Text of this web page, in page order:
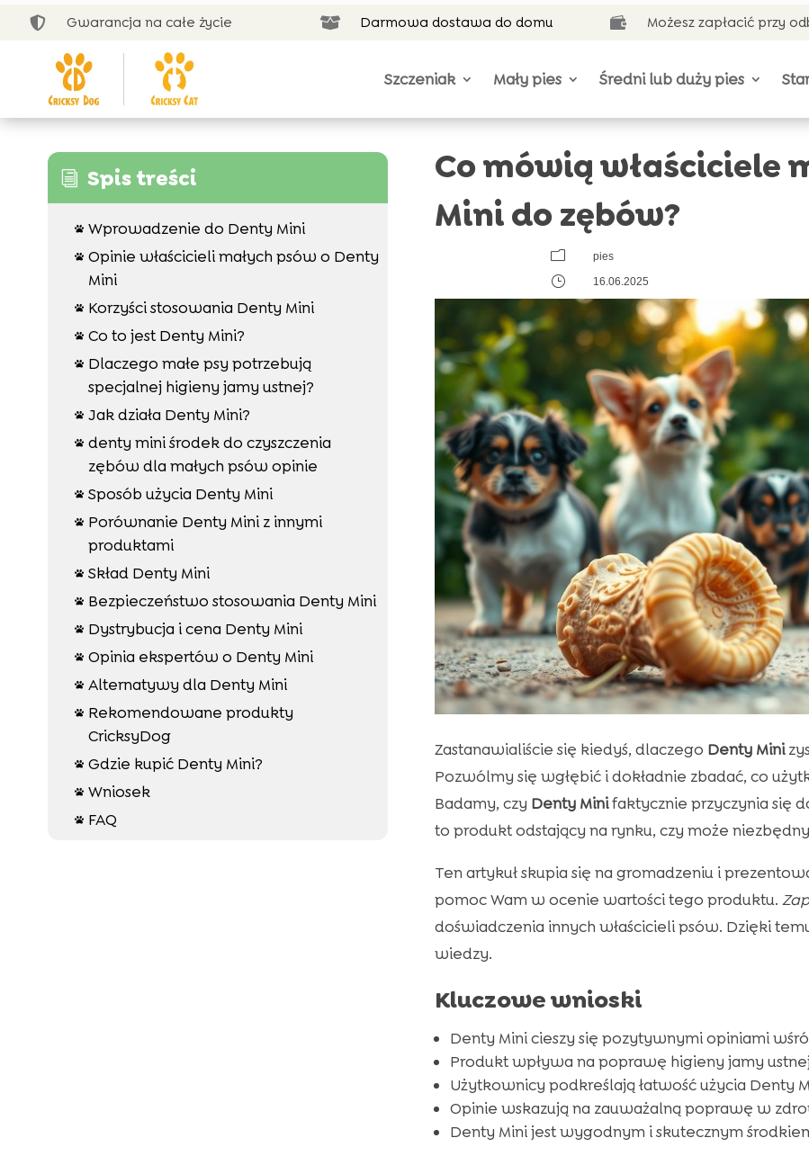
 Gwarancja na całe życie  Darmowa dostawa do domu  Możesz zapłacić przy
Szczeniak Mały pies Średni lub duży pies
i Spis treści
 Wprowadzenie do Denty Mini
 Opinie właścicieli małych psów o Denty
Mini
 Korzyści stosowania Denty Mini
 Co to jest Denty Mini?

Dlaczego małe psy potrzebują
specjalnej higieny jamy ustnej?
 Jak działa Denty Mini?
 denty mini środek do czyszczenia
zębów dla małych psów opinie
 Sposób użycia Denty Mini

Porównanie Denty Mini z innymi
produktami
 Skład Denty Mini
 Bezpieczeństwo stosowania Denty Mini
 Dystrybucja i cena Denty Mini
 Opinia ekspertów o Denty Mini
 Alternatywy dla Denty Mini

Rekomendowane produkty
CricksyDog
 Gdzie kupić Denty Mini?
 Wniosek
 FAQ
Co mówią właściciele
Mini do zębów?
m pies
} 16.06.2025
Zastanawialiście się kiedyś, dlaczego Denty Mini
Pozwólmy się wgłębić i dokładnie zbadać, co
Badamy, czy Denty Minifaktycznie przyczynia się
to produkt odstający na rynku, czy może
Ten artykuł skupia się na gromadzeniu i
pomoc Wam w ocenie wartości tego produktu.
doświadczenia innych właścicieli psów. Dzięki
wiedzy.
Kluczowe wnioski
Denty Mini cieszy się pozytywnymi opiniami
Produkt wpływa na poprawę higieny jamy
Użytkownicy podkreślają łatwość użycia Denty
Opinie wskazują na zauważalną poprawę w
Denty Mini jest wygodnym i skutecznym